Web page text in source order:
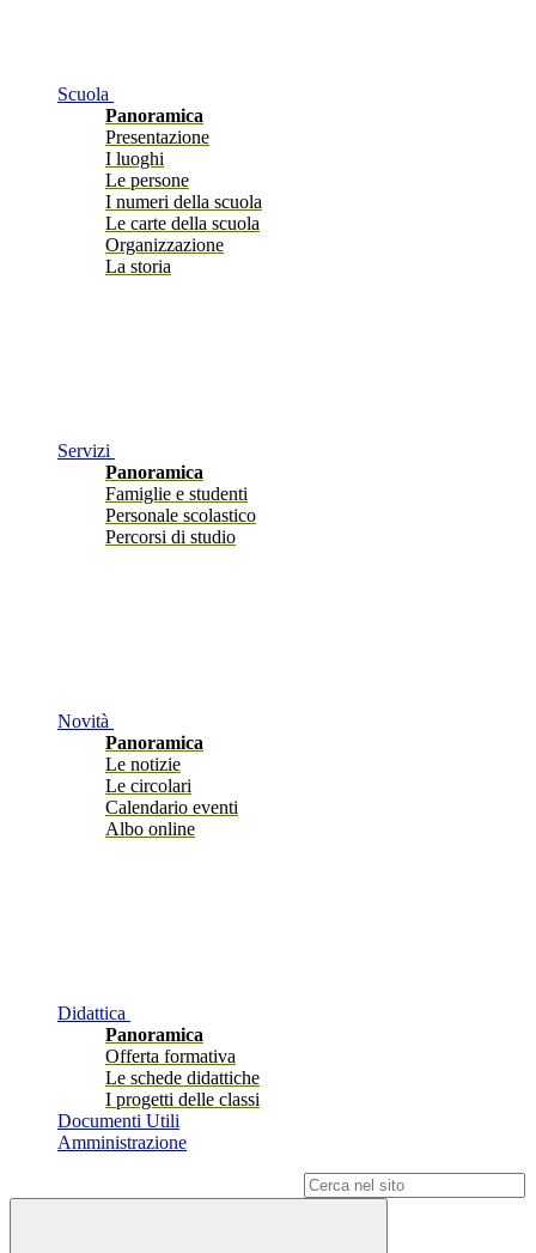
Scuola
Panoramica
Presentazione
I luoghi
Le persone
I numeri della scuola
Le carte della scuola
Organizzazione
La storia
Servizi
Panoramica
Famiglie e studenti
Personale scolastico
Percorsi di studio
Novità
Panoramica
Le notizie
Le circolari
Calendario eventi
Albo online
Didattica
Panoramica
Offerta formativa
Le schede didattiche
I progetti delle classi
Documenti Utili
Amministrazione